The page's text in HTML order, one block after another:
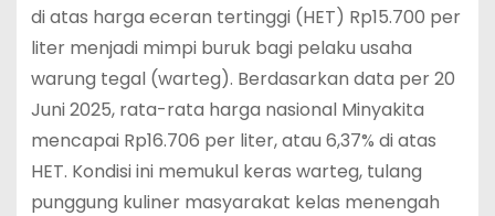
di atas harga eceran tertinggi (HET) Rp15.700 per
liter menjadi mimpi buruk bagi pelaku usaha
warung tegal (warteg). Berdasarkan data per 20
Juni 2025, rata-rata harga nasional Minyakita
mencapai Rp16.706 per liter, atau 6,37% di atas
HET. Kondisi ini memukul keras warteg, tulang
punggung kuliner masyarakat kelas menengah